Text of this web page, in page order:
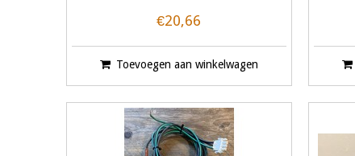
€20,66
Toevoegen aan winkelwagen